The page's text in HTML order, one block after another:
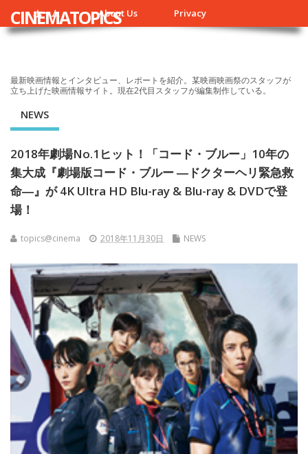
ホーム About Us Privacy
CINEMATOPICS
最新映画情報とインタビュー、レポートを紹介。某映画映画祭のスタッフが
立ち上げた映画情報サイト。現在2代目スタッフが編集制作している。
NEWS
2018年劇場No.1ヒット！「コード・ブルー」10年の
集大成『劇場版コード・ブルー ―ドクターヘリ緊急救
命―』が 4K Ultra HD Blu-ray & Blu-ray & DVDで登
場！
topics@cinema 2018年11月30日 NEWS